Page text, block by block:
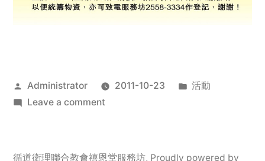
Posted
by
Administrator 2011-10-23
Posted
活動
Leave a commenton
服
循道衛理聯合教會禧恩堂服務坊, Proudly powered by